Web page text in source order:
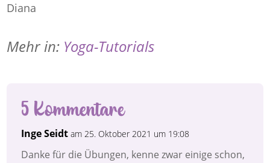
Diana
Mehr in: Yoga-Tutorials
5 Kommentare
Inge Seidt am 25. Oktober 2021 um 19:08
Danke für die Übungen, kenne zwar einige schon,